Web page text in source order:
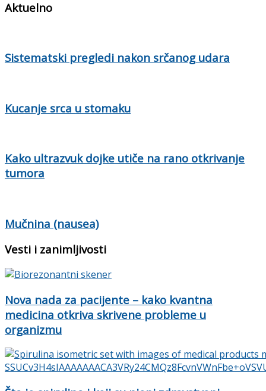
Aktuelno
Sistematski pregledi nakon srčanog udara
Kucanje srca u stomaku
Kako ultrazvuk dojke utiče na rano otkrivanje
tumora
Mučnina (nausea)
Vesti i zanimljivosti
Nova nada za pacijente – kako kvantna
medicina otkriva skrivene probleme u
organizmu